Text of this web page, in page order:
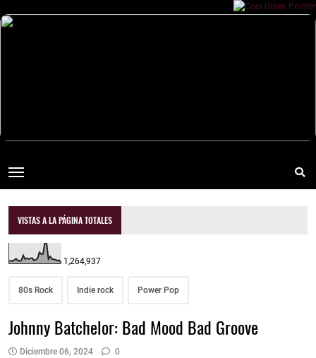
VISTAS A LA PÁGINA TOTALES
1,264,937
80s Rock Indie rock Power Pop
Johnny Batchelor: Bad Mood Bad Groove
Diciembre 06, 2024 0